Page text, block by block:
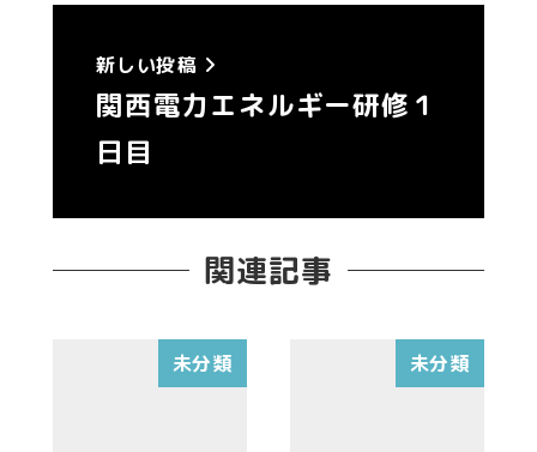
新しい投稿
関西電力エネルギー研修１
日目
関連記事
未分類 未分類